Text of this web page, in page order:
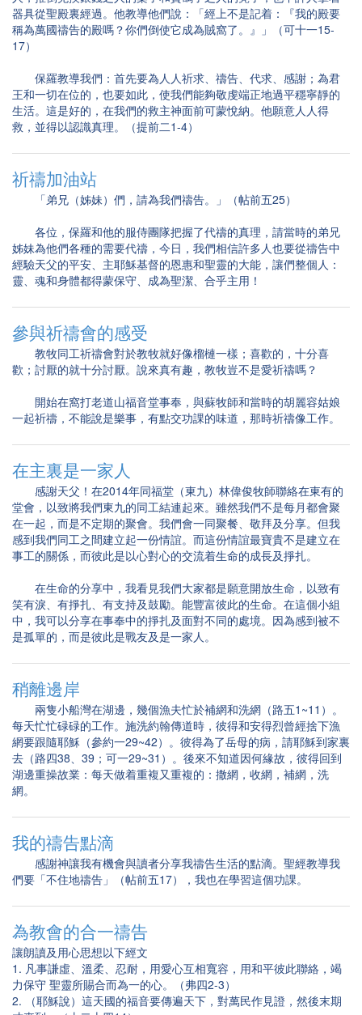
器具從聖殿裏經過。他教導他們說：「經上不是記着：『我的殿要
稱為萬國禱告的殿嗎？你們倒使它成為賊窩了。』」（可十一15-
17）
保羅教導我們：首先要為人人祈求、禱告、代求、感謝；為君
王和一切在位的，也要如此，使我們能夠敬虔端正地過平穩寧靜的
生活。這是好的，在我們的救主神面前可蒙悅納。他願意人人得
救，並得以認識真理。（提前二1-4）
祈禱加油站
「弟兄（姊妹）們，請為我們禱告。」（帖前五25）
各位，保羅和他的服侍團隊把握了代禱的真理，請當時的弟兄
姊妹為他們各種的需要代禱，今日，我們相信許多人也要從禱告中
經驗天父的平安、主耶穌基督的恩惠和聖靈的大能，讓們整個人：
靈、魂和身體都得蒙保守、成為聖潔、合乎主用！
參與祈禱會的感受
教牧同工祈禱會對於教牧就好像榴槤一樣；喜歡的，十分喜
歡；討厭的就十分討厭。說來真有趣，教牧豈不是愛祈禱嗎？
開始在窩打老道山福音堂事奉，與蘇牧師和當時的胡麗容姑娘
一起祈禱，不能說是樂事，有點交功課的味道，那時祈禱像工作。
在主裏是一家人
感謝天父！在2014年同福堂（東九）林偉俊牧師聯絡在東有的
堂會，以致將我們東九的同工結連起來。雖然我們不是每月都會聚
在一起，而是不定期的聚會。我們會一同聚餐、敬拜及分享。但我
感到我們同工之間建立起一份情誼。而這份情誼最寶貴不是建立在
事工的關係，而彼此是以心對心的交流着生命的成長及掙扎。
在生命的分享中，我看見我們大家都是願意開放生命，以致有
笑有淚、有掙扎、有支持及鼓勵。能豐富彼此的生命。在這個小組
中，我可以分享在事奉中的掙扎及面對不同的處境。因為感到被不
是孤單的，而是彼此是戰友及是一家人。
稍離邊岸
兩隻小船灣在湖邊，幾個漁夫忙於補網和洗網（路五1~11）。
每天忙忙碌碌的工作。施洗約翰傳道時，彼得和安得烈曾經捨下漁
網要跟隨耶穌（參約一29~42）。彼得為了岳母的病，請耶穌到家裏
去（路四38、39；可一29~31）。後來不知道因何緣故，彼得回到
湖邊重操故業：每天做着重複又重複的：撒網，收網，補網，洗
網。
我的禱告點滴
感謝神讓我有機會與讀者分享我禱告生活的點滴。聖經教導我
們要「不住地禱告」（帖前五17），我也在學習這個功課。
為教會的合一禱告
讓朗讀及用心思想以下經文
1. 凡事謙虛、溫柔、忍耐，用愛心互相寬容，用和平彼此聯絡，竭
力保守 聖靈所賜合而為一的心。（弗四2-3）
2. （耶穌說）這天國的福音要傳遍天下，對萬民作見證，然後末期